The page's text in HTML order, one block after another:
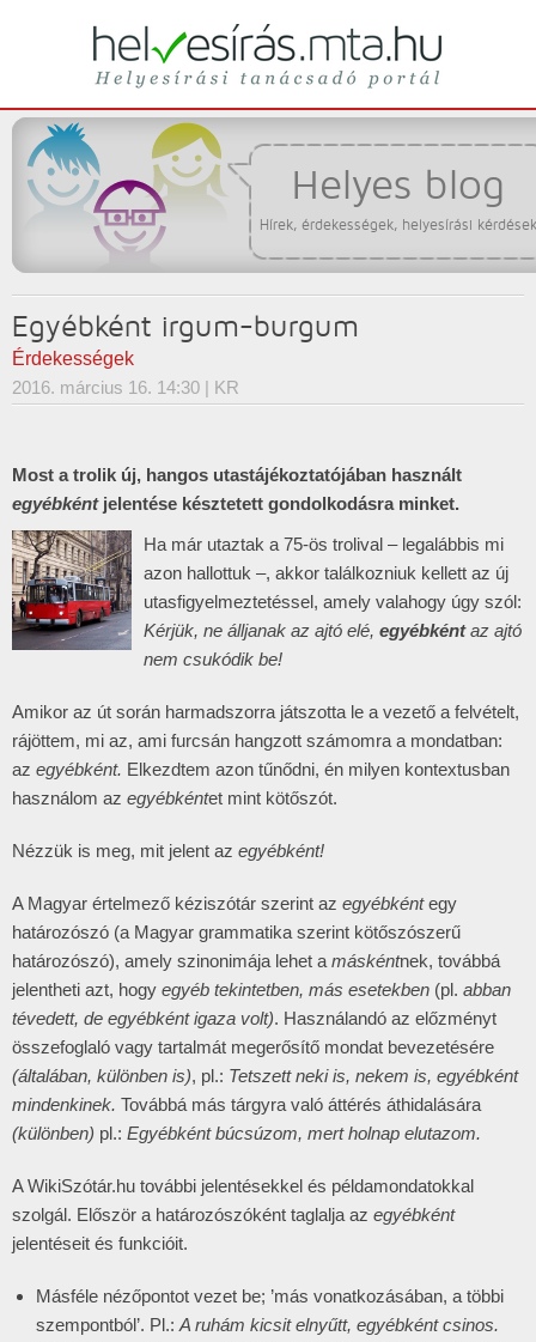
helyesírás
Helyesírási tanácsadó portál
Helyes blog
Hírek, érdekességek, helyesírási kérdések
Egyébként irgum-burgum
Érdekességek
2016. március 16. 14:30 | KR
Most a trolik új, hangos utastájékoztatójában használt
egyébkéntjelentése késztetett gondolkodásra minket.
Ha már utaztak a 75-ös trolival – legalábbis mi
azon hallottuk –, akkor találkozniuk kellett az új
utasfigyelmeztetéssel, amely valahogy úgy szól:
Kérjük, ne álljanak az ajtó elé, egyébkéntaz ajtó
nem csukódik be!
Amikor az út során harmadszorra játszotta le a vezető a felvételt,
rájöttem, mi az, ami furcsán hangzott számomra a mondatban:
az egyébként. Elkezdtem azon tűnődni, én milyen kontextusban
használom az egyébkéntet mint kötőszót.
Nézzük is meg, mit jelent az egyébként!
A Magyar értelmező kéziszótár szerint az egyébkéntegy
határozószó (a Magyar grammatika szerint kötőszószerű
határozószó), amely szinonimája lehet a máskéntnek, továbbá
jelentheti azt, hogy egyéb tekintetben, más esetekben (pl. abban
tévedett, de egyébként igaza volt). Használandó az előzményt
összefoglaló vagy tartalmát megerősítő mondat bevezetésére
(általában, különben is), pl.: Tetszett neki is, nekem is, egyébként
mindenkinek. Továbbá más tárgyra való áttérés áthidalására
(különben) pl.: Egyébként búcsúzom, mert holnap elutazom.
A WikiSzótár.hu további jelentésekkel és példamondatokkal
szolgál. Először a határozószóként taglalja az egyébként
jelentéseit és funkcióit.
Másféle nézőpontot vezet be; ’más vonatkozásában, a többi
szempontból’. Pl.: A ruhám kicsit elnyűtt, egyébként csinos.